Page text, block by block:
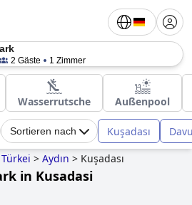
2 Gäste 1 Zimmer
Wasserrutsche Außenpool
Sortieren nach Kuşadası
Türkei > Aydın > Kuşadası
in Kusadasi